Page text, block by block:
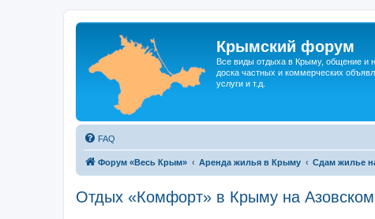
Крымский форум
Все виды отдыха в Крыму, общение и
доска частных и коммерческих
услуги и т.д.
FAQ
Форум «Весь Крым» Аренда жилья в Крыму Сдам жилье
Отдых «Комфорт» в Крыму на